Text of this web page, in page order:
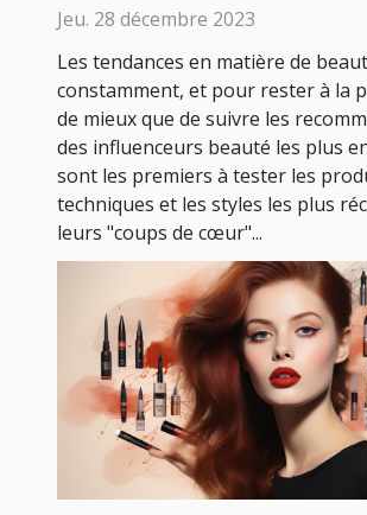
Jeu. 28 décembre 2023
Les tendances en matière de
constamment, et pour rester à la
de mieux que de suivre les
des influenceurs beauté les plus
sont les premiers à tester les
techniques et les styles les plus
leurs "coups de cœur"...